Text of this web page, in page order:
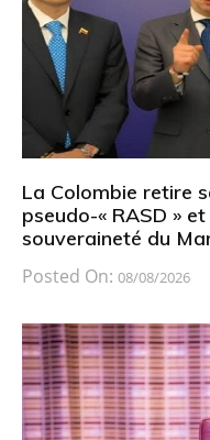
La Colombie retire
pseudo-« RASD »
souveraineté du
Posted On: 08/08/2026